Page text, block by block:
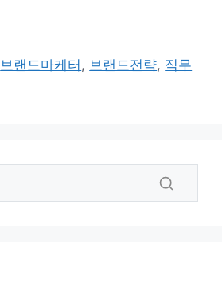
브랜드마케터 , 브랜드전략, 직무